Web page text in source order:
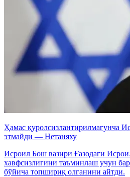
Ҳамас қуролсизлантирилмагунча
этмайди — Нетаняху
Исроил Бош вазири Ғазодаги
хавфсизлигини таъминлаш учун
бўйича топшириқ олганини айтди.